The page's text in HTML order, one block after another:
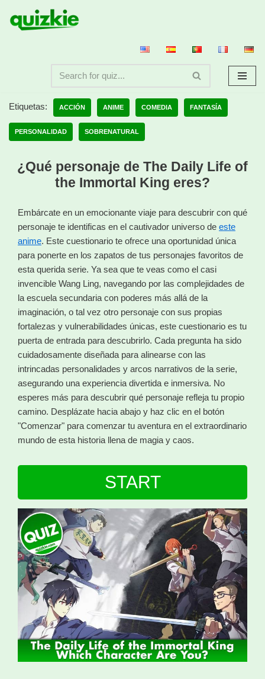
Saltar
Etiquetas: ACCIÓN ANIME COMEDIA FANTASÍA
PERSONALIDAD SOBRENATURAL
¿Qué personaje de The Daily Life of
the Immortal King eres?
Embárcate en un emocionante viaje para descubrir con qué
personaje te identificas en el cautivador universo de este
anime. Este cuestionario te ofrece una oportunidad única
para ponerte en los zapatos de tus personajes favoritos de
esta querida serie. Ya sea que te veas como el casi
invencible Wang Ling, navegando por las complejidades de
la escuela secundaria con poderes más allá de la
imaginación, o tal vez otro personaje con sus propias
fortalezas y vulnerabilidades únicas, este cuestionario es tu
puerta de entrada para descubrirlo. Cada pregunta ha sido
cuidadosamente diseñada para alinearse con las
intrincadas personalidades y arcos narrativos de la serie,
asegurando una experiencia divertida e inmersiva. No
esperes más para descubrir qué personaje refleja tu propio
camino. Desplázate hacia abajo y haz clic en el botón
"Comenzar" para comenzar tu aventura en el extraordinario
mundo de esta historia llena de magia y caos.
START